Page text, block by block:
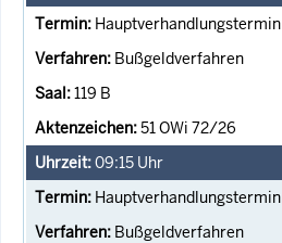
Hauptverhandlungstermin
Bußgeldverfahren
119 B
51 OWi 72/26
09:15 Uhr
Hauptverhandlungstermin
Bußgeldverfahren